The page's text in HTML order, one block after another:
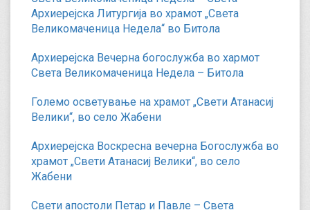
Архиерејска Литургија во храмот „Света
Великомаченица Недела“ во Битола
Архиерејска Вечерна богослужба во хармот
Света Великомаченица Недела – Битола
Големо осветување на храмот „Свети Атанасиј
Велики“, во село Жабени
Архиерејска Воскресна вечерна Богослужба во
храмот „Свети Атанасиј Велики“, во село
Жабени
Свети апостоли Петар и Павле – Света